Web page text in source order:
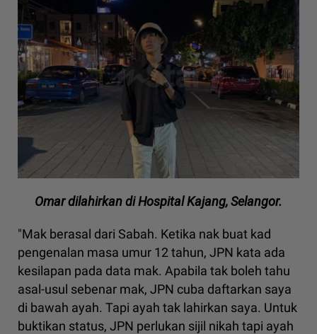
Omar dilahirkan di Hospital Kajang, Selangor.
"Mak berasal dari Sabah. Ketika nak buat kad
pengenalan masa umur 12 tahun, JPN kata ada
kesilapan pada data mak. Apabila tak boleh tahu
asal-usul sebenar mak, JPN cuba daftarkan saya
di bawah ayah. Tapi ayah tak lahirkan saya. Untuk
buktikan status, JPN perlukan sijil nikah tapi ayah